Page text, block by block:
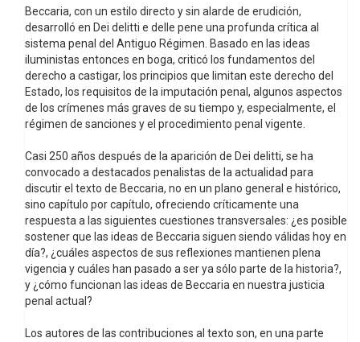
Beccaria, con un estilo directo y sin alarde de erudición,
desarrolló en Dei delitti e delle pene una profunda crítica al
sistema penal del Antiguo Régimen. Basado en las ideas
iluministas entonces en boga, criticó los fundamentos del
derecho a castigar, los principios que limitan este derecho del
Estado, los requisitos de la imputación penal, algunos aspectos
de los crímenes más graves de su tiempo y, especialmente, el
régimen de sanciones y el procedimiento penal vigente.
Casi 250 años después de la aparición de Dei delitti, se ha
convocado a destacados penalistas de la actualidad para
discutir el texto de Beccaria, no en un plano general e histórico,
sino capítulo por capítulo, ofreciendo críticamente una
respuesta a las siguientes cuestiones transversales: ¿es posible
sostener que las ideas de Beccaria siguen siendo válidas hoy en
día?, ¿cuáles aspectos de sus reflexiones mantienen plena
vigencia y cuáles han pasado a ser ya sólo parte de la historia?,
y ¿cómo funcionan las ideas de Beccaria en nuestra justicia
penal actual?
Los autores de las contribuciones al texto son, en una parte